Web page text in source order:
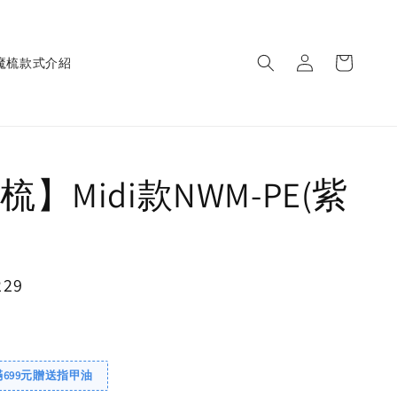
梳款式介紹
】Midi款NWM-PE(紫
元贈送指甲油